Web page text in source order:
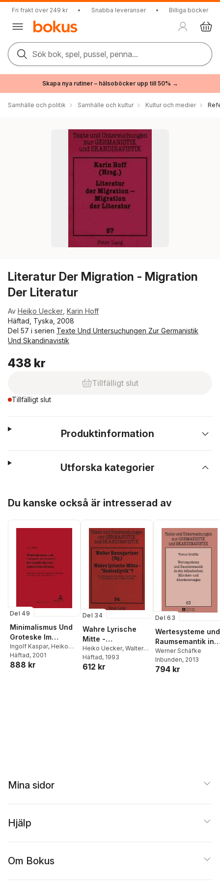
Fri frakt över 249 kr • Snabba leveranser • Billiga böcker
Sök bok, spel, pussel, penna...
Skapa nya rutiner – hälsoböcker upp till 50% →
Samhälle och politik Samhälle och kultur Kultur och medier
Literatur Der Migration - Migration
Der Literatur
Av Heiko Uecker Karin Hoff
Häftad, Tyska, 2008
Del 57 i serien Texte Und Untersuchungen Zur Germanistik
Und Skandinavistik
438 kr
Tillfälligt slut
Tillfälligt slut
Produktinformation
Utforska kategorier
Du kanske också är intresserad av
Del 49
Minimalismus Und
Groteske Im
Kontext Der
Postmodernen
Informationskultur
Ingolf Kaspar, Heiko
Uecker
Häftad, 2001
888 kr
Del 34
Wahre Lyrische
Mitte -
«Zentrallyrik» ?
Heiko Uecker, Walter
Baumgartner
Häftad, 1993
612 kr
Del 63
Wertesysteme und
Raumsemantik in
den islaendischen
Maerchen- und
Abenteuersagas
Werner Schäfke
Inbunden, 2013
794 kr
Mina sidor
Hjälp
Om Bokus